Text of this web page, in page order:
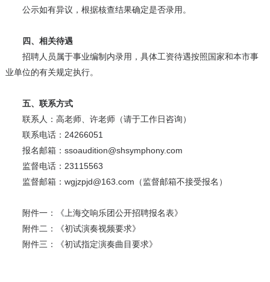
公示如有异议，根据核查结果确定是否录用。
四、相关待遇
招聘人员属于事业编制内录用，具体工资待遇按照国家和本市事
业单位的有关规定执行。
五、联系方式
联系人：高老师、许老师（请于工作日咨询）
联系电话：24266051
报名邮箱：ssoaudition@shsymphony.com
监督电话：23115563
监督邮箱：wgjzpjd@163.com（监督邮箱不接受报名）
附件一：《上海交响乐团公开招聘报名表》
附件二：《初试演奏视频要求》
附件三：《初试指定演奏曲目要求》